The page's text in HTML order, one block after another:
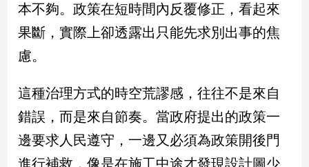
台
灣
點
南
灣
觀
點
本不夠。政策在短時間內反覆修正，看起來
果斷，實際上卻透露出只能先求別出事的焦
慮。
這種治理方式的時空荒謬感，往往不是來自
錯誤，而是來自節奏。當政府提出的政策一
邊要求人民遵守，一邊又必須為政策開後門
進行補救，像是在施工中途才發現設計圖少